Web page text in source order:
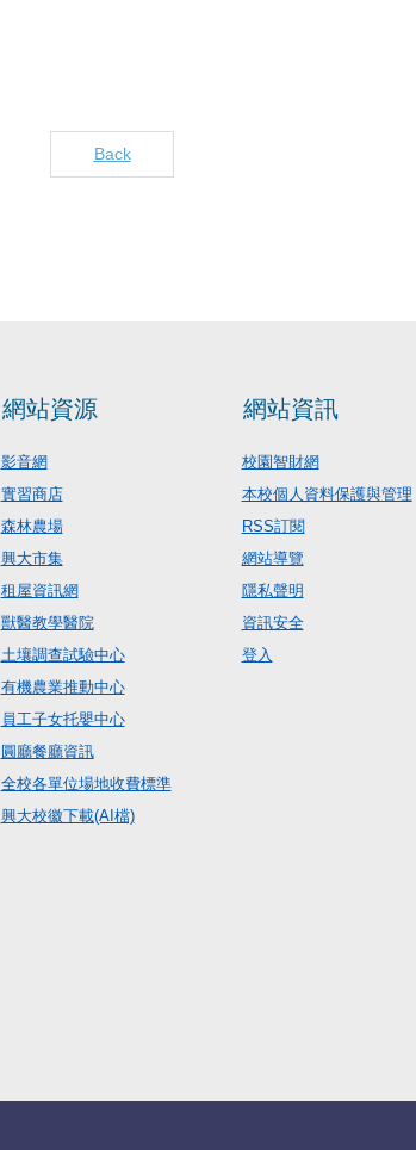
Back
網站資源
影音網
實習商店
森林農場
興大市集
租屋資訊網
獸醫教學醫院
土壤調查試驗中心
有機農業推動中心
員工子女托嬰中心
圓廳餐廳資訊
全校各單位場地收費標準
興大校徽下載(AI檔)
網站資訊
校園智財網
本校個人資料保護與管理
RSS訂閱
網站導覽
隱私聲明
資訊安全
登入